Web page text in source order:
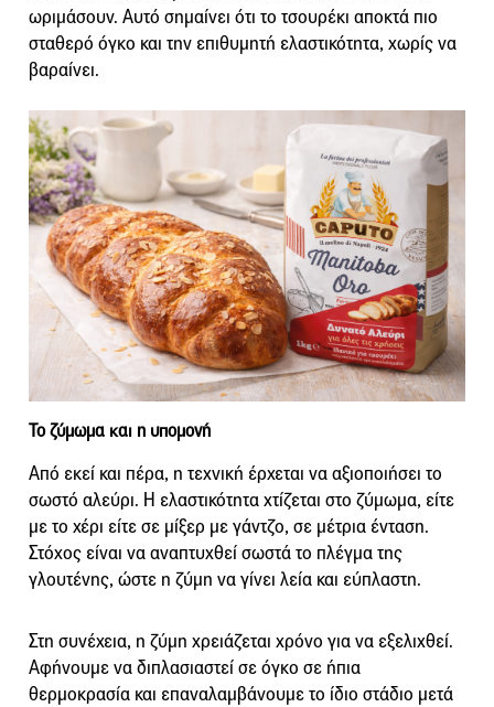
ωριμάσουν. Αυτό σημαίνει ότι το τσουρέκι αποκτά πιο
σταθερό όγκο και την επιθυμητή ελαστικότητα, χωρίς να
βαραίνει.
Το ζύμωμα και η υπομονή
Από εκεί και πέρα, η τεχνική έρχεται να αξιοποιήσει το
σωστό αλεύρι. Η ελαστικότητα χτίζεται στο ζύμωμα, είτε
με το χέρι είτε σε μίξερ με γάντζο, σε μέτρια ένταση.
Στόχος είναι να αναπτυχθεί σωστά το πλέγμα της
γλουτένης, ώστε η ζύμη να γίνει λεία και εύπλαστη.
Στη συνέχεια, η ζύμη χρειάζεται χρόνο για να εξελιχθεί.
Αφήνουμε να διπλασιαστεί σε όγκο σε ήπια
θερμοκρασία και επαναλαμβάνουμε το ίδιο στάδιο μετά